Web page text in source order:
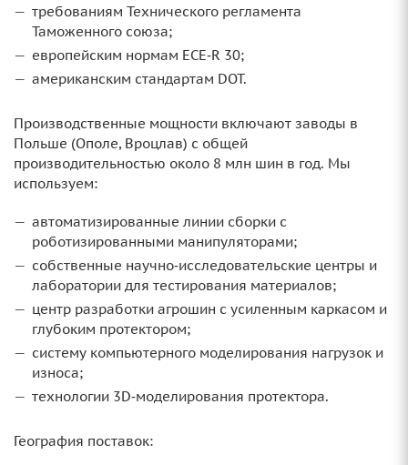
требованиям Технического регламента
Таможенного союза;
европейским нормам ECE‑R 30;
американским стандартам DOT.
Производственные мощности включают заводы в
Польше (Ополе, Вроцлав) с общей
производительностью около 8 млн шин в год. Мы
используем:
автоматизированные линии сборки с
роботизированными манипуляторами;
собственные научно‑исследовательские центры и
лаборатории для тестирования материалов;
центр разработки агрошин с усиленным каркасом и
глубоким протектором;
систему компьютерного моделирования нагрузок и
износа;
технологии 3D‑моделирования протектора.
География поставок: